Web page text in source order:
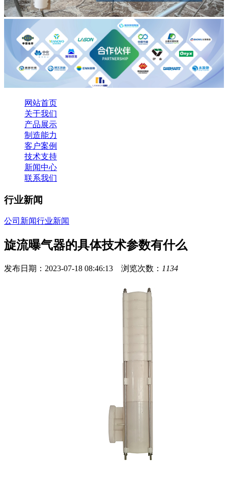
网站首页
关于我们
产品展示
制造能力
客户案例
技术支持
新闻中心
联系我们
行业新闻
公司新闻行业新闻
旋流曝气器的具体技术参数有什么
发布日期：2023-07-18 08:46:13 浏览次数： 1134